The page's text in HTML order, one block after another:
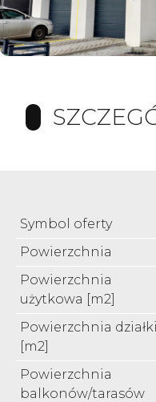
Symbol oferty
Powierzchnia
Powierzchnia
użytkowa [m2]
Powierzchnia działki
[m2]
Powierzchnia
balkonów/tarasów